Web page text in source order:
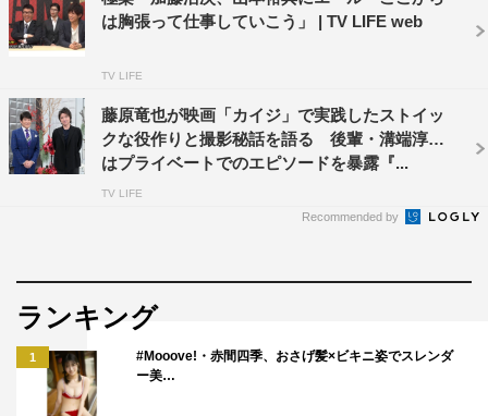
は胸張って仕事していこう」 | TV LIFE web
TV LIFE
藤原竜也が映画「カイジ」で実践したストイッ
クな役作りと撮影秘話を語る 後輩・溝端淳平
はプライベートでのエピソードを暴露『...
TV LIFE
Recommended by
ランキング
1
#Mooove!・赤間四季、おさげ髪×ビキニ姿でスレンダ
ー美…